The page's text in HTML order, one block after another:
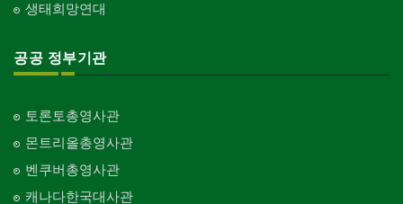
생태희망연대
공공 정부기관
토론토총영사관
몬트리올총영사관
벤쿠버총영사관
캐나다한국대사관